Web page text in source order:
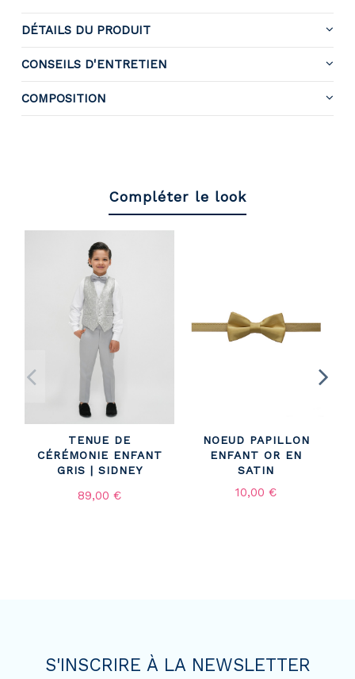
DÉTAILS DU PRODUIT
CONSEILS D'ENTRETIEN
COMPOSITION
Compléter le look
TENUE DE
CÉRÉMONIE ENFANT
GRIS | SIDNEY
89,00 €
NOEUD PAPILLON
ENFANT OR EN
SATIN
10,00 €
S'INSCRIRE À LA NEWSLETTER